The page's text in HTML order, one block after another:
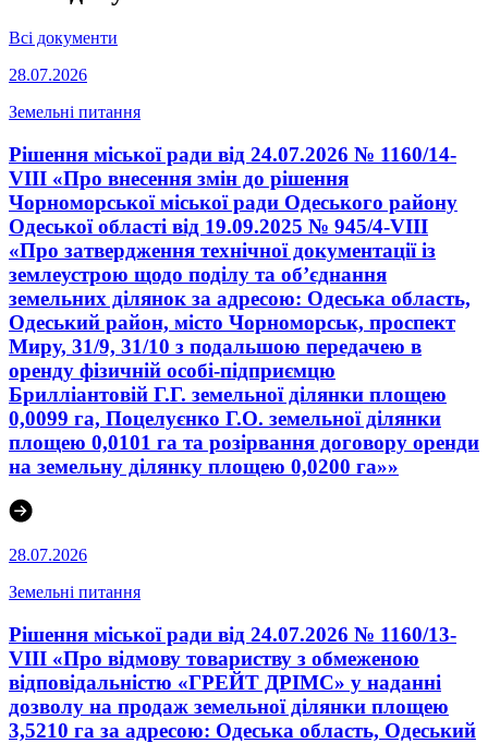
Всі документи
28.07.2026
Земельні питання
Рішення міської ради від 24.07.2026 № 1160/14-
VIII «Про внесення змін до рішення
Чорноморської міської ради Одеського району
Одеської області від 19.09.2025 № 945/4-VIII
«Про затвердження технічної документації із
землеустрою щодо поділу та об’єднання
земельних ділянок за адресою: Одеська область,
Одеський район, місто Чорноморськ, проспект
Миру, 31/9, 31/10 з подальшою передачею в
оренду фізичній особі-підприємцю
Брилліантовій Г.Г. земельної ділянки площею
0,0099 га, Поцелуєнко Г.О. земельної ділянки
площею 0,0101 га та розірвання договору оренди
на земельну ділянку площею 0,0200 га»»
28.07.2026
Земельні питання
Рішення міської ради від 24.07.2026 № 1160/13-
VIII «Про відмову товариству з обмеженою
відповідальністю «ГРЕЙТ ДРІМС» у наданні
дозволу на продаж земельної ділянки площею
3,5210 га за адресою: Одеська область, Одеський